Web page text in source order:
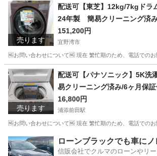
売ります
配送可【東芝】12kg/7kgドラ
24年製 簡易クリーニング済
【管理番号10107】佐
151,200円
宜野湾市
🆖お問い合わせについて🆖 現在 繁忙期のため、電話での
沖縄 宜野湾市 生活家電
売ります
配送可【パナソニック】5K
易クリーニング済み/6ヶ月保
07】佐
16,800円
浦添前田駅
🆖お問い合わせについて🆖 現在 繁忙期のため、電話での
沖縄 浦添市 浦添前田駅 生活家電 パナソ
ローンブラックでも車にノ
信販会社でクルマのローンやリ